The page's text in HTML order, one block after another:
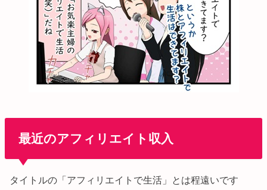
最近のアフィリエイト収入
タイトルの「アフィリエイトで生活」とは程遠いです